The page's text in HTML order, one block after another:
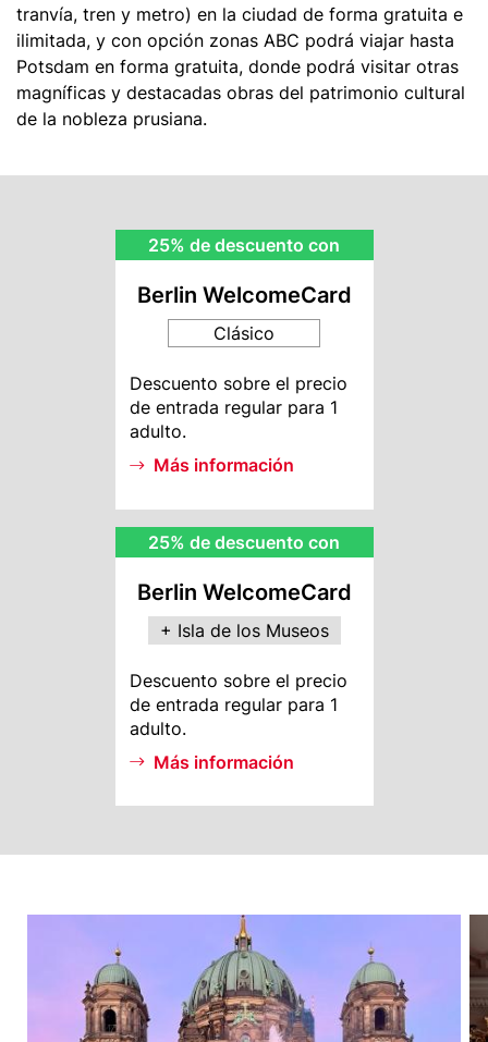
tranvía, tren y metro) en la ciudad de forma gratuita e
ilimitada, y con opción zonas ABC podrá viajar hasta
Potsdam en forma gratuita, donde podrá visitar otras
magníficas y destacadas obras del patrimonio cultural
de la nobleza prusiana.
BWC
Rebate
25% de descuento con
Berlin WelcomeCard
Clásico
BWC
Info
Descuento sobre el precio
de entrada regular para 1
adulto.
Más información
Rebate
25% de descuento con
Berlin WelcomeCard
+ Isla de los Museos
MI
Info
Descuento sobre el precio
de entrada regular para 1
adulto.
Más información